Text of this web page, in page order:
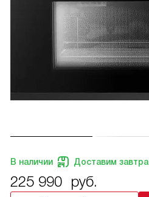
В наличии Доставим завтра
225 990 руб.